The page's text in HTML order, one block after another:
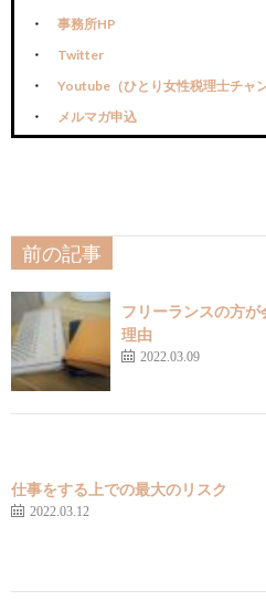
事務所HP
Twitter
Youtube（ひとり女性税理士チャン
メルマガ申込
前の記事
フリーランスの方
理由
2022.03.09
仕事をする上での最大のリスク
2022.03.12